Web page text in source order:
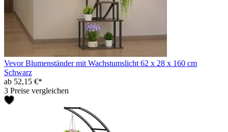
Vevor Blumenständer mit Wachstumslicht 62 x 28 x 160 cm
Schwarz
ab 52,15 €*
3 Preise vergleichen